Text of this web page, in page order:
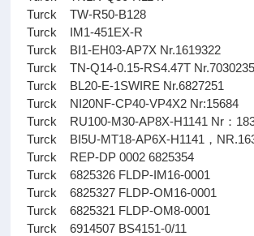
Turck TW-R50-B128
Turck IM1-451EX-R
Turck BI1-EH03-AP7X Nr.1619322
Turck TN-Q14-0.15-RS4.47T Nr.7030235
Turck BL20-E-1SWIRE Nr.6827251
Turck NI20NF-CP40-VP4X2 Nr:15684
Turck RU100-M30-AP8X-H1141 Nr：
Turck BI5U-MT18-AP6X-H1141，
Turck REP-DP 0002 6825354
Turck 6825326 FLDP-IM16-0001
Turck 6825327 FLDP-OM16-0001
Turck 6825321 FLDP-OM8-0001
Turck 6914507 BS4151-0/11